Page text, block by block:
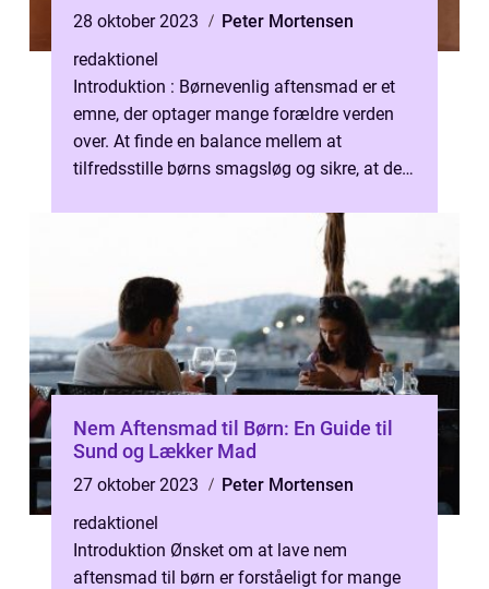
28 oktober 2023
Peter Mortensen
redaktionel
Introduktion : Børnevenlig aftensmad er et
emne, der optager mange forældre verden
over. At finde en balance mellem at
tilfredsstille børns smagsløg og sikre, at de
Nem Aftensmad til Børn: En Guide til
Sund og Lækker Mad
27 oktober 2023
Peter Mortensen
redaktionel
Introduktion Ønsket om at lave nem
aftensmad til børn er forståeligt for mange